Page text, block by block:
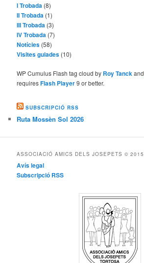
I Trobada (8)
II Trobada (1)
III Trobada (3)
IV Trobada (7)
Notícies (58)
Visites guiades (10)
WP Cumulus Flash tag cloud by Roy Tanckand
requiresFlash Player9 or better.
SUBSCRIPCIÓ RSS
Ruta Mossèn Sol 2026
ASSOCIACIÓ AMICS DELS JOSEPETS © 2015
Avís legal
Subscripció RSS